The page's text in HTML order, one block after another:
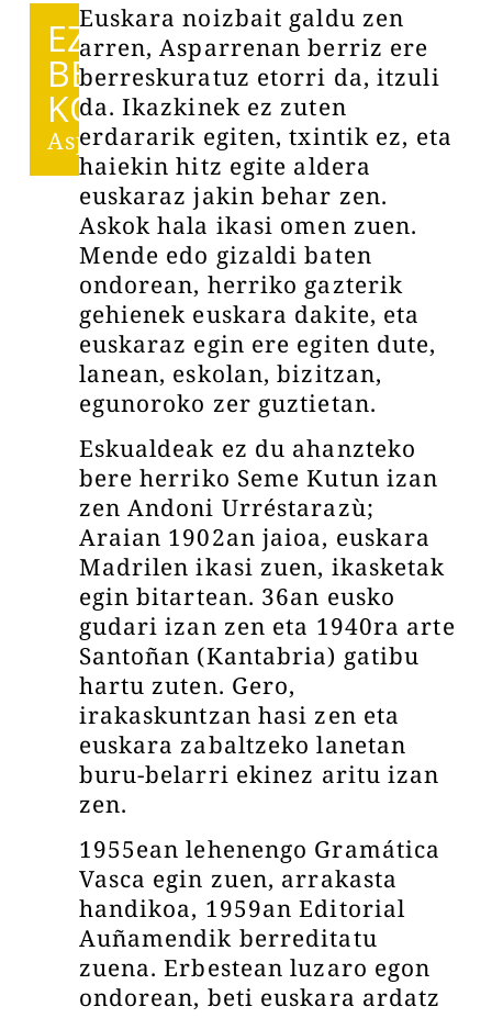
EZIN
BESTE
KOAK
Asparrena
Euskara noizbait galdu zen
arren, Asparrenan berriz ere
berreskuratuz etorri da, itzuli
da. Ikazkinek ez zuten
erdararik egiten, txintik ez, eta
haiekin hitz egite aldera
euskaraz jakin behar zen.
Askok hala ikasi omen zuen.
Mende edo gizaldi baten
ondorean, herriko gazterik
gehienek euskara dakite, eta
euskaraz egin ere egiten dute,
lanean, eskolan, bizitzan,
egunoroko zer guztietan.
Eskualdeak ez du ahanzteko
bere herriko Seme Kutun izan
zen Andoni Urréstarazù;
Araian 1902an jaioa, euskara
Madrilen ikasi zuen, ikasketak
egin bitartean. 36an eusko
gudari izan zen eta 1940ra arte
Santoñan (Kantabria) gatibu
hartu zuten. Gero,
irakaskuntzan hasi zen eta
euskara zabaltzeko lanetan
buru-belarri ekinez aritu izan
zen.
1955ean lehenengo Gramática
Vasca egin zuen, arrakasta
handikoa, 1959an Editorial
Auñamendik berreditatu
zuena. Erbestean luzaro egon
ondorean, beti euskara ardatz